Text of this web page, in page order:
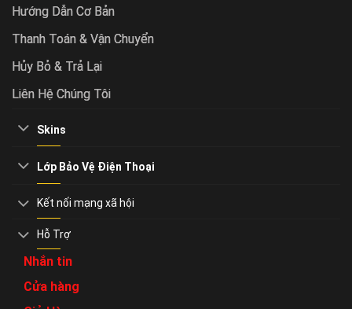
Hướng Dẫn Cơ Bản
Thanh Toán & Vận Chuyển
Hủy Bỏ & Trả Lại
Liên Hệ Chúng Tôi
Skins
Lớp Bảo Vệ Điện Thoại
Kết nối mạng xã hội
Hỗ Trợ
Nhắn tin
Cửa hàng